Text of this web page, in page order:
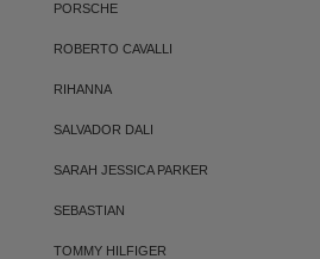
PORSCHE
ROBERTO CAVALLI
RIHANNA
SALVADOR DALI
SARAH JESSICA PARKER
SEBASTIAN
TOMMY HILFIGER